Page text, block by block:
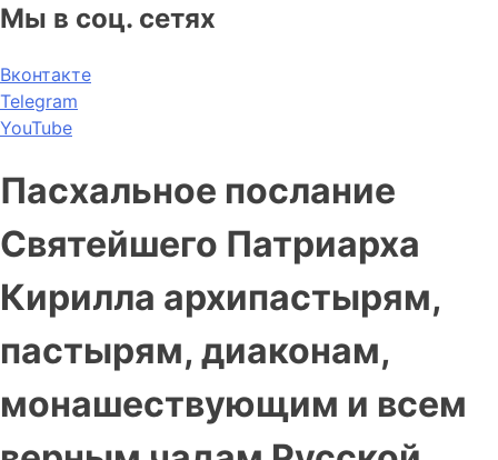
Мы в соц. сетях
Вконтакте
Telegram
YouTube
Пасхальное послание
Святейшего Патриарха
Кирилла архипастырям,
пастырям, диаконам,
монашествующим и всем